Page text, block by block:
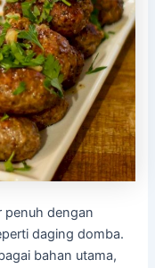
penuh dengan
daging domba.
bahan utama,